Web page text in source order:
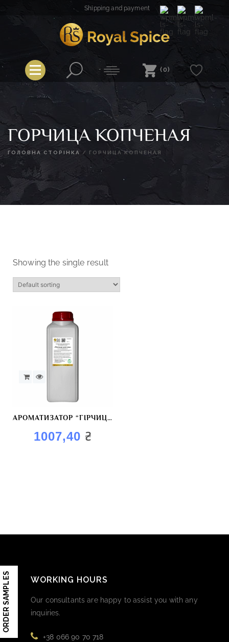
ORDER SAMPLES
Shipping and payment
Royal Spice
(0)
ГОРЧИЦА КОПЧЕНАЯ
ГОЛОВНА СТОРІНКА / ГОРЧИЦА КОПЧЕНАЯ
Showing the single result
АРОМАТИЗАТОР “ГІРЧИЦЯ
КОПЧЕНА”
1007,40 ₴
WORKING HOURS
Our consultants are happy to assist you with any
inquiries.
+38 066 90 70 718